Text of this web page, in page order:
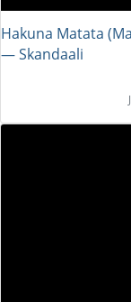
Hakuna Matata
― Skandaali